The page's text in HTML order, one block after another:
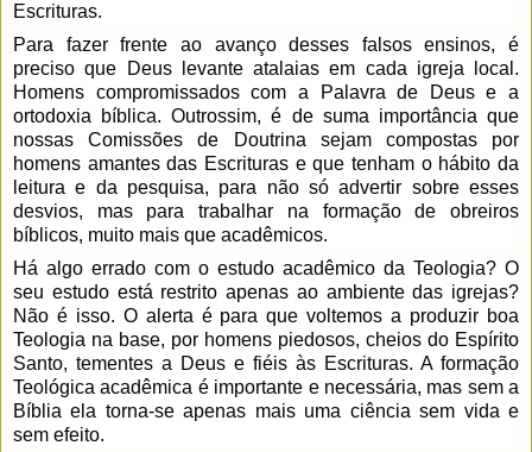
Escrituras.
Para fazer frente ao avanço desses falsos ensinos, é
preciso que Deus levante atalaias em cada igreja local.
Homens compromissados com a Palavra de Deus e a
ortodoxia bíblica. Outrossim, é de suma importância que
nossas Comissões de Doutrina sejam compostas por
homens amantes das Escrituras e que tenham o hábito da
leitura e da pesquisa, para não só advertir sobre esses
desvios, mas para trabalhar na formação de obreiros
bíblicos, muito mais que acadêmicos.
Há algo errado com o estudo acadêmico da Teologia? O
seu estudo está restrito apenas ao ambiente das igrejas?
Não é isso. O alerta é para que voltemos a produzir boa
Teologia na base, por homens piedosos, cheios do Espírito
Santo, tementes a Deus e fiéis às Escrituras. A formação
Teológica acadêmica é importante e necessária, mas sem a
Bíblia ela torna-se apenas mais uma ciência sem vida e
sem efeito.